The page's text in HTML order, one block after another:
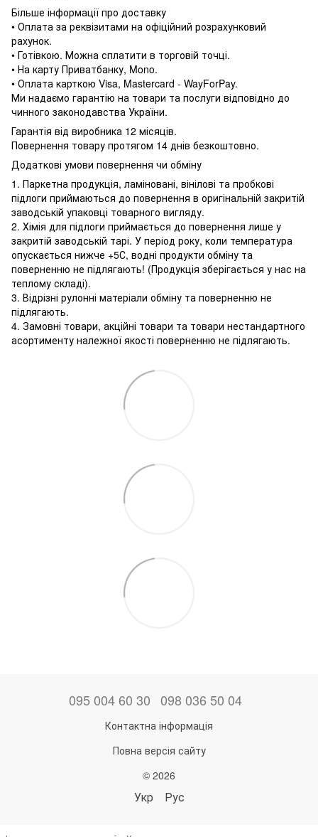
Більше інформації про доставку
• Оплата за реквізитами на офіційний розрахунковий
рахунок.
• Готівкою. Можна сплатити в торговій точці.
• На карту Приватбанку, Mono.
• Оплата карткою Visa, Mastercard - WayForPay.
Ми надаємо гарантію на товари та послуги відповідно до
чинного законодавства України.
Гарантія від виробника 12 місяців.
Повернення товару протягом 14 днів безкоштовно.
Додаткові умови повернення чи обміну
1. Паркетна продукція, ламіновані, вінілові та пробкові
підлоги приймаються до повернення в оригінальній закритій
заводській упаковці товарного вигляду.
2. Хімія для підлоги приймається до повернення лише у
закритій заводській тарі. У період року, коли температура
опускається нижче +5С, водні продукти обміну та
поверненню не підлягають! (Продукція зберігається у нас на
теплому складі).
3. Відрізні рулонні матеріали обміну та поверненню не
підлягають.
4. Замовні товари, акційні товари та товари нестандартного
асортименту належної якості поверненню не підлягають.
095 004 60 30 098 036 50 04
Контактна інформація
Повна версія сайту
© 2026
Укр Рус